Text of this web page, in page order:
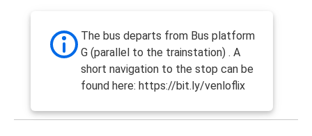
The bus departs from Bus platform
G (parallel to the trainstation) . A
short navigation to the stop can be
found here: https://bit.ly/venloflix